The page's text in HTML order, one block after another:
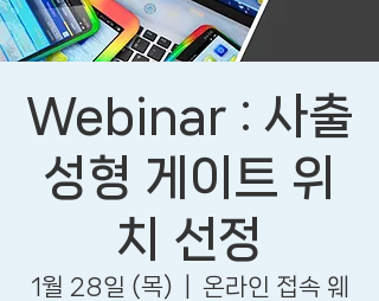
Webinar : 사출
성형 게이트 위
치 선정
1월 28일 (목)
온라인 접속 웨